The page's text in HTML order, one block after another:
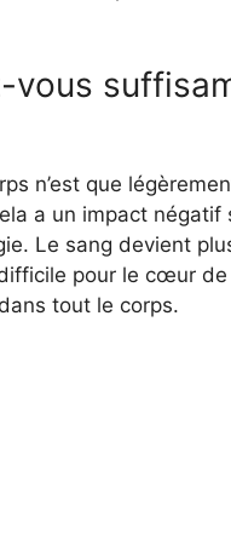
vous
n’est que
a un impact négatif
Le sang devient
pour le cœur de
tout le corps.